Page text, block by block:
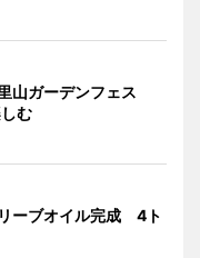
山ガーデンフェス
む
ーブオイル完成 4ト